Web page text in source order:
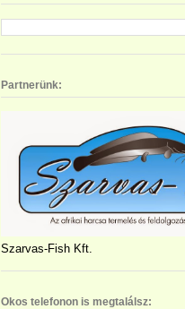
Partnerünk:
Szarvas-Fish Kft.
Okos telefonon is megtalálsz: